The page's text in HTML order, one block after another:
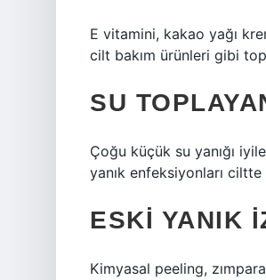
E vitamini, kakao yağı
cilt bakım ürünleri gibi
SU
Çoğu küçük su yanığı
yanık enfeksiyonları ciltte
ESKI YANIK
Kimyasal peeling,